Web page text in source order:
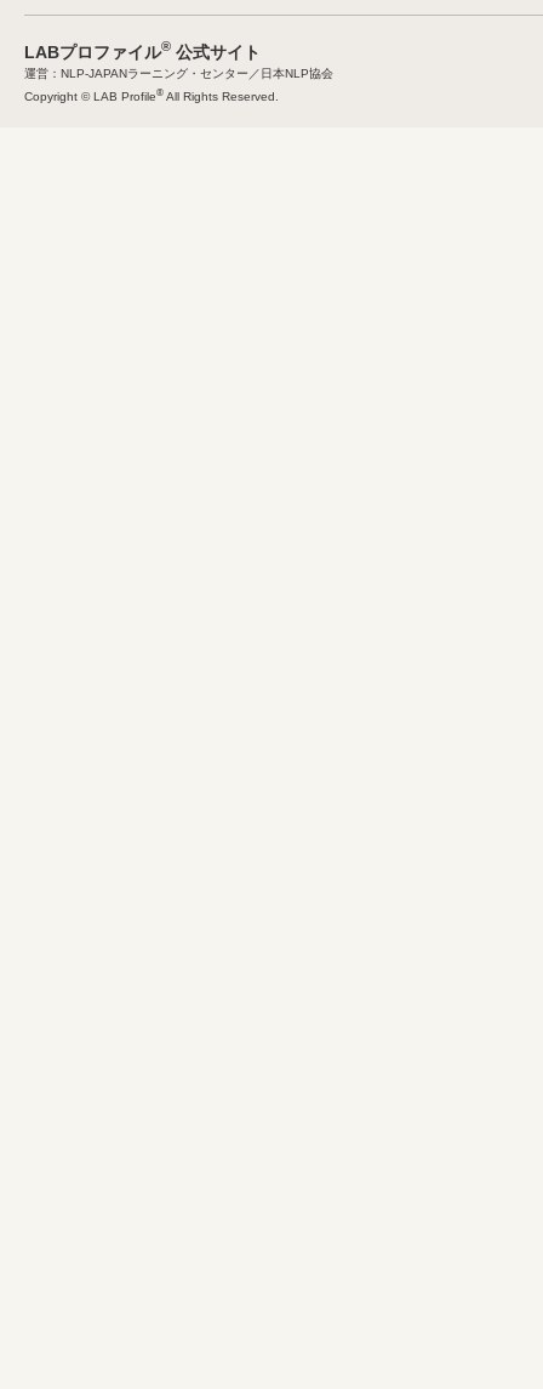
LABプロファイル® 公式サイト
運営：NLP-JAPANラーニング・センター／日本NLP協会
Copyright © LAB Profile® All Rights Reserved.